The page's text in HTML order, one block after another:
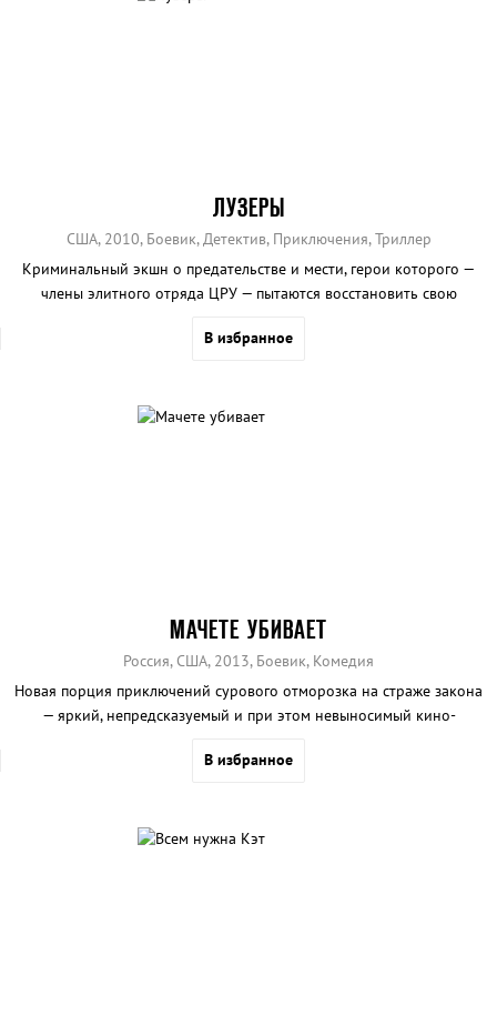
ЛУЗЕРЫ
США, 2010, Боевик, Детектив, Приключения, Триллер
Криминальный экшн о предательстве и мести, герои которого —
члены элитного отряда ЦРУ — пытаются восстановить свою
В избранное
МАЧЕТЕ УБИВАЕТ
Россия, США, 2013, Боевик, Комедия
Новая порция приключений сурового отморозка на страже закона
— яркий, непредсказуемый и при этом невыносимый кино-
В избранное